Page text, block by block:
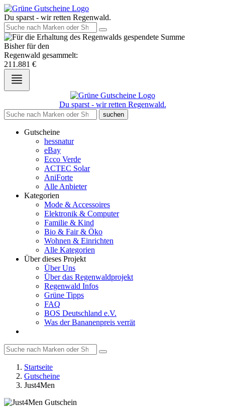
Du sparst - wir retten Regenwald.
Bisher für den
Regenwald gesammelt:
211.881 €
Du sparst - wir retten Regenwald.
suchen
Gutscheine
hessnatur
eBay
Ecco Verde
ACTEC Solar
AniForte
Alle Anbieter
Kategorien
Mode & Accessoires
Elektronik & Computer
Familie & Kind
Bio & Fair & Öko
Wohnen & Einrichten
Alle Kategorien
Über dieses Projekt
Über Uns
Über das Regenwaldprojekt
Regenwald Infos
Grüne Tipps
FAQ
BOS Deutschland e.V.
Was der Bananenpreis verrät
Startseite
Gutscheine
Just4Men